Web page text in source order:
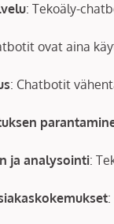
: Tekoäly-
ovat aina
: Chatbotit
ja analysointi: